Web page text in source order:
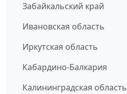
Забайкальский край
Ивановская область
Иркутская область
Кабардино-Балкария
Калининградская область